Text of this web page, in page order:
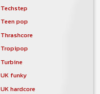
Techstep
Teen pop
Thrashcore
Tropipop
Turbine
UK funky
UK hardcore